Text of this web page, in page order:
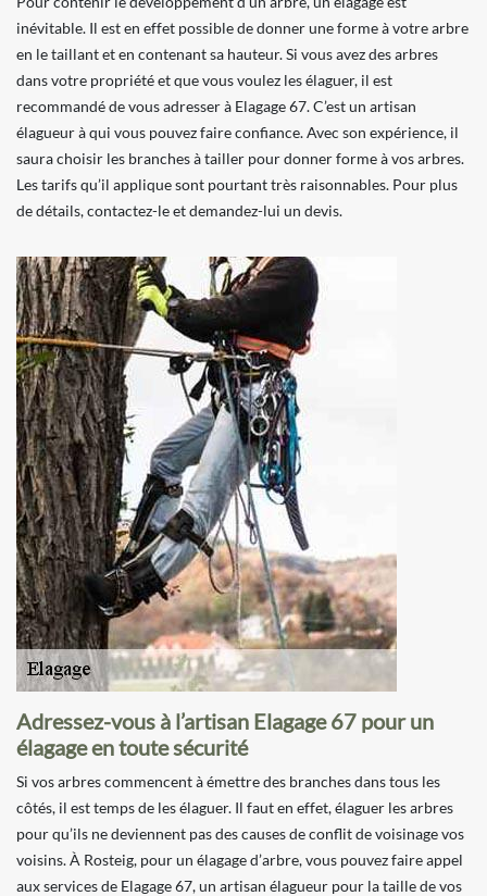
inévitable. Il est en effet possible de donner une forme à votre arbre
en le taillant et en contenant sa hauteur. Si vous avez des arbres
dans votre propriété et que vous voulez les élaguer, il est
recommandé de vous adresser à Elagage 67. C’est un artisan
élagueur à qui vous pouvez faire confiance. Avec son expérience, il
saura choisir les branches à tailler pour donner forme à vos arbres.
Les tarifs qu’il applique sont pourtant très raisonnables. Pour plus
de détails, contactez-le et demandez-lui un devis.
Adressez-vous à l’artisan Elagage 67 pour un
élagage en toute sécurité
Si vos arbres commencent à émettre des branches dans tous les
côtés, il est temps de les élaguer. Il faut en effet, élaguer les arbres
pour qu’ils ne deviennent pas des causes de conflit de voisinage vos
voisins. À Rosteig, pour un élagage d’arbre, vous pouvez faire appel
aux services de Elagage 67, un artisan élagueur pour la taille de vos